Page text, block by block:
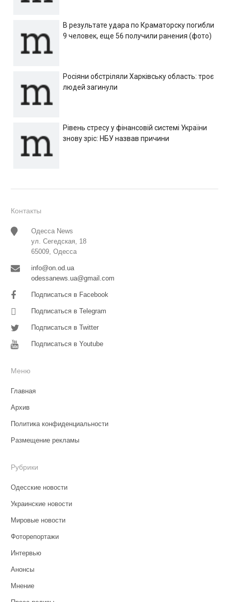
В результате удара по Краматорску погибли
9 человек, еще 56 получили ранения (фото)
Росіяни обстріляли Харківську область: троє
людей загинули
Рівень стресу у фінансовій системі України
знову зріс: НБУ назвав причини
Контакты
Одесса News
ул. Сегедская, 18
65009, Одесса
info@on.od.ua
odessanews.ua@gmail.com
Подписаться в Facebook
Подписаться в Telegram
Подписаться в Twitter
Подписаться в Youtube
Меню
Главная
Архив
Политика конфиденциальности
Размещение рекламы
Рубрики
Одесские новости
Украинские новости
Мировые новости
Фоторепортажи
Интервью
Анонсы
Мнение